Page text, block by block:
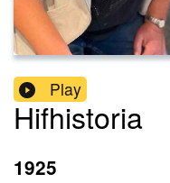
Play
Hifhistoria
1925